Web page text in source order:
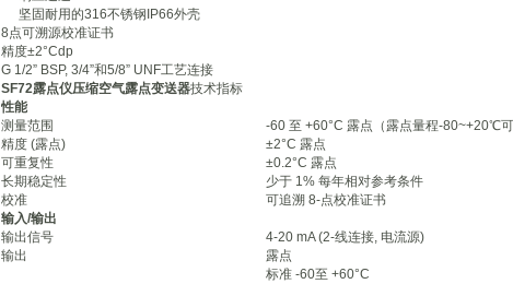
坚固耐用的316不锈钢IP66外壳
8点可溯源校准证书
精度±2°Cdp
G 1/2” BSP, 3/4”和5/8” UNF工艺连接
SF72露点仪压缩空气露点变送器技术指标
性能
测量范围
-60 至 +60°C 露点（露点量程-80~+20℃可
精度 (露点)
±2°C 露点
可重复性
±0.2°C 露点
长期稳定性
少于 1% 每年相对参考条件
校准
可追溯 8-点校准证书
输入/输出
输出信号
4-20 mA (2-线连接, 电流源)
输出
露点
标准 -60至 +60°C